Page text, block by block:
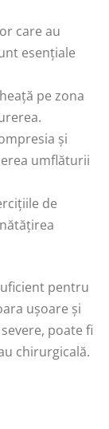
care au
esențiale
pe zona
și
umflăturii
de
pentru
ușoare și
poate fi
chirurgicală.